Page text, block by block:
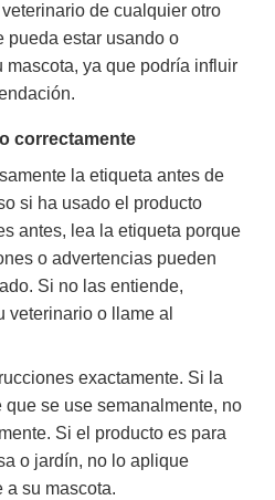
veterinario de cualquier otro
pueda estar usando o
mascota, ya que podría influir
correctamente
la etiqueta antes de
si ha usado el producto
antes, lea la etiqueta porque
o advertencias pueden
Si no las entiende,
veterinario o llame al
exactamente. Si la
que se use semanalmente, no
Si el producto es para
o jardín, no lo aplique
a su mascota.